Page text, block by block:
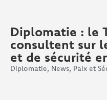
Diplomatie : le
consultent sur
et de sécurité
Diplomatie, News, Paix et